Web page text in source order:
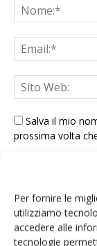
Per fornire le
utilizziamo
accedere alle
tecnologie
Salva il mio
prossima volta